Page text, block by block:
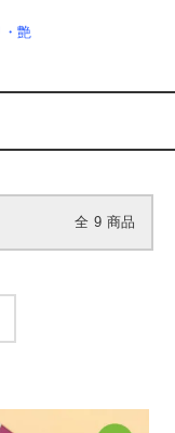
・艶
全 9 商品